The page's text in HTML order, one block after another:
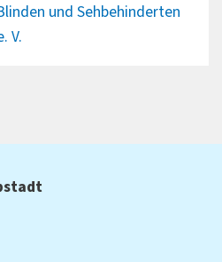
und Sehbehinderten
V.